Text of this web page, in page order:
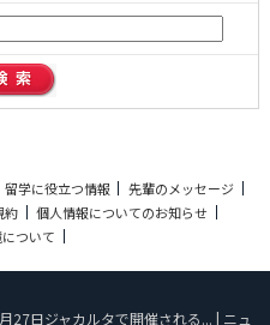
留学に役立つ情報
先輩のメッセージ
約
個人情報についてのお知らせ
ついて
27日ジャカルタで開催される... | ニュ